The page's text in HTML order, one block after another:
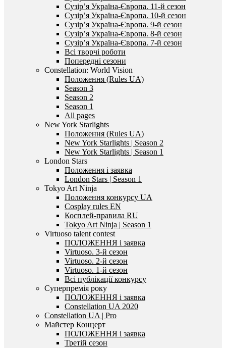
Сузір’я Україна-Європа. 11-й сезон
Сузір’я Україна-Європа. 10-й сезон
Сузір’я Україна-Європа. 9-й сезон
Сузір’я Україна-Європа. 8-й сезон
Сузір’я Україна-Європа. 7-й сезон
Всі творчі роботи
Попередні сезони
Constellation: World Vision
Положення (Rules UA)
Season 3
Season 2
Season 1
All pages
New York Starlights
Положення (Rules UA)
New York Starlights | Season 2
New York Starlights | Season 1
London Stars
Положення і заявка
London Stars | Season 1
Tokyo Art Ninja
Положення конкурсу UA
Cosplay rules EN
Косплей-правила RU
Tokyo Art Ninja | Season 1
Virtuoso talent contest
ПОЛОЖЕННЯ і заявка
Virtuoso. 3-й сезон
Virtuoso. 2-й сезон
Virtuoso. 1-й сезон
Всі публікації конкурсу
Суперпремія року
ПОЛОЖЕННЯ і заявка
Constellation UA 2020
Constellation UA | Pro
Майстер Концерт
ПОЛОЖЕННЯ і заявка
Третій сезон